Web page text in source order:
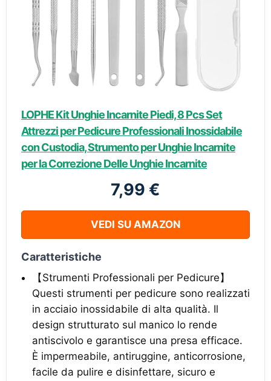
LOPHE Kit Unghie Incarnite Piedi, 8 Pcs Set
Attrezzi per Pedicure Professionali Inossidabile
con Custodia, Strumento per Unghie Incarnite
per la Correzione Delle Unghie Incarnite
7,99 €
VEDI SU AMAZON
Caratteristiche
【Strumenti Professionali per Pedicure】
Questi strumenti per pedicure sono realizzati
in acciaio inossidabile di alta qualità. Il
design strutturato sul manico lo rende
antiscivolo e garantisce una presa efficace.
È impermeabile, antiruggine, anticorrosione,
facile da pulire e disinfettare, sicuro e